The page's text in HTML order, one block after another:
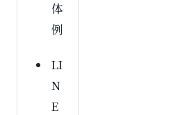
体
例
LI
N
E